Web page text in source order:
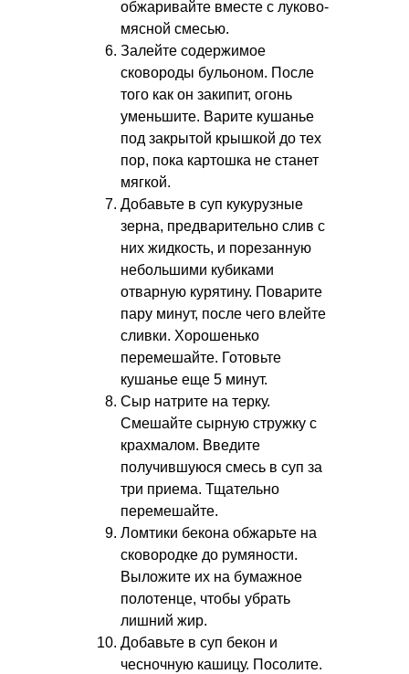
обжаривайте вместе с луково-
мясной смесью.
Залейте содержимое
сковороды бульоном. После
того как он закипит, огонь
уменьшите. Варите кушанье
под закрытой крышкой до тех
пор, пока картошка не станет
мягкой.
Добавьте в суп кукурузные
зерна, предварительно слив с
них жидкость, и порезанную
небольшими кубиками
отварную курятину. Поварите
пару минут, после чего влейте
сливки. Хорошенько
перемешайте. Готовьте
кушанье еще 5 минут.
Сыр натрите на терку.
Смешайте сырную стружку с
крахмалом. Введите
получившуюся смесь в суп за
три приема. Тщательно
перемешайте.
Ломтики бекона обжарьте на
сковородке до румяности.
Выложите их на бумажное
полотенце, чтобы убрать
лишний жир.
Добавьте в суп бекон и
чесночную кашицу. Посолите.